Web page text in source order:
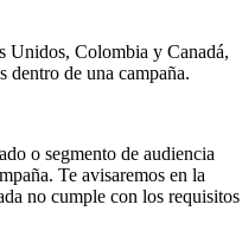
Unidos, Colombia y Canadá,
dentro de una campaña.
o segmento de audiencia
Te avisaremos en la
no cumple con los requisitos